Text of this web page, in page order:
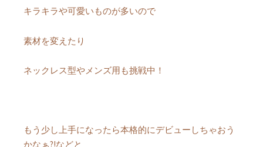
キラキラや可愛いものが多いので
素材を変えたり
ネックレス型やメンズ用も挑戦中！
もう少し上手になったら本格的にデビューしちゃおう
かなぁ?!などと